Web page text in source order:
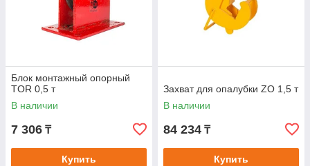
Блок монтажный опорный
TOR 0,5 т
В наличии
7 306 ₸
Купить
Захват для опалубки ZO 1,5 т
В наличии
84 234 ₸
Купить